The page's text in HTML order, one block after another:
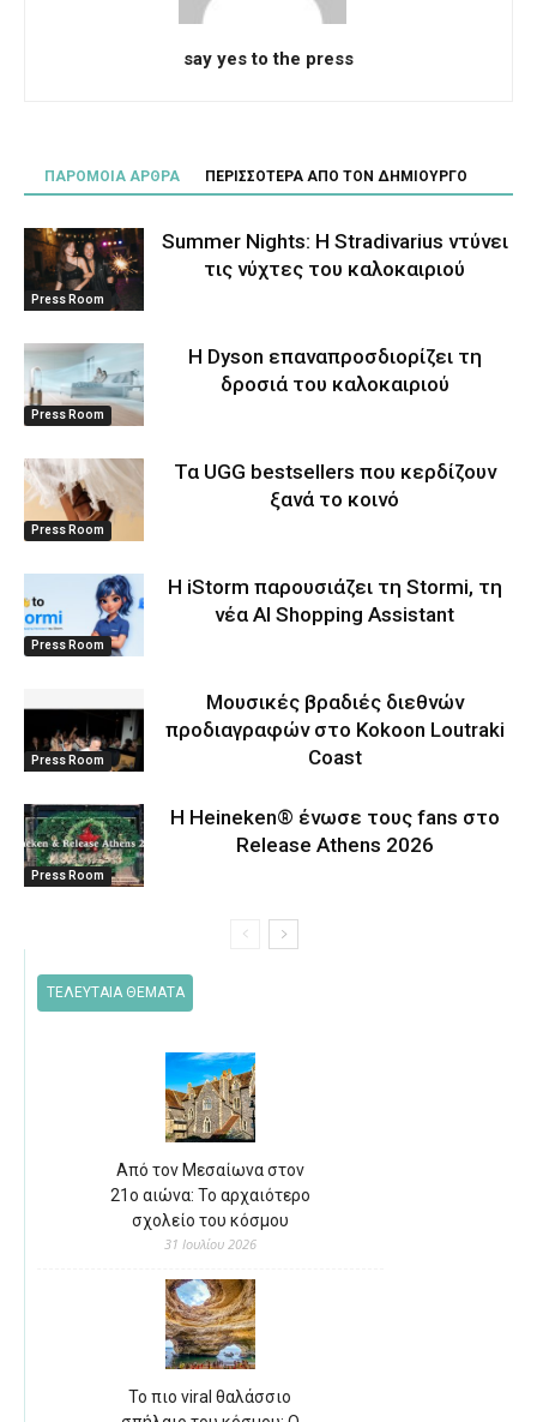
say yes to the press
ΠΑΡΟΜΟΙΑ ΑΡΘΡΑ ΠΕΡΙΣΣΟΤΕΡΑ ΑΠΟ ΤΟΝ ΔΗΜΙΟΥΡΓΟ
Press Room
Summer Nights: Η Stradivarius ντύνει
τις νύχτες του καλοκαιριού
Press Room
Η Dyson επαναπροσδιορίζει τη
δροσιά του καλοκαιριού
Press Room
Τα UGG bestsellers που κερδίζουν
ξανά το κοινό
Press Room
Η iStorm παρουσιάζει τη Stormi, τη
νέα AI Shopping Assistant
Press Room
Μουσικές βραδιές διεθνών
προδιαγραφών στο Kokoon Loutraki
Coast
Press Room
Η Heineken® ένωσε τους fans στο
Release Athens 2026
ΤΕΛΕΥΤΑΙΑ ΘΕΜΑΤΑ
Από τον Μεσαίωνα στον
21ο αιώνα: Το αρχαιότερο
σχολείο του κόσμου
31 Ιουλίου 2026
Το πιο viral θαλάσσιο